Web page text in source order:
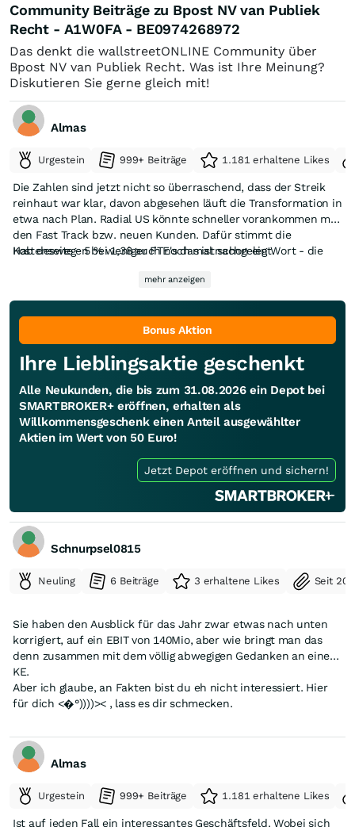
Community Beiträge zu Bpost NV van Publiek
Recht - A1W0FA - BE0974268972
Das denkt die wallstreetONLINE Community über
Bpost NV van Publiek Recht. Was ist Ihre Meinung?
Diskutieren Sie gerne gleich mit!
Almas
Urgestein 999+ Beiträge 1.181 erhaltene Likes
Die Zahlen sind jetzt nicht so überraschend, dass der Streik
reinhaut war klar, davon abgesehen läuft die Transformation in
etwa nach Plan. Radial US könnte schneller vorankommen mit
den Fast Track bzw. neuen Kunden. Dafür stimmt die
Kostenseite - 5 % weniger FTE's das ist schon ein Wort - die
Wachstum von 14 % hingelegt - echt eine Perle. Die
Verschuldung konnte leicht reduziert werden - also das ist auf
jeden Fall wichtig. Alles in allen bin ich jetzt (amders als die
erste Börsenreaktion) nichjt enteuscht.
Hab deswegen bei 1,38 auch noch mal nachgelegt.
mehr anzeigen
Bonus Aktion
Ihre Lieblingsaktie geschenkt
Alle Neukunden, die bis zum 31.08.2026 ein Depot bei
SMARTBROKER+ eröffnen, erhalten als
Willkommensgeschenk einen Anteil ausgewählter
Aktien im Wert von 50 Euro!
Jetzt Depot eröffnen und sichern!
Schnurpsel0815
Neuling 6 Beiträge 3 erhaltene Likes Seit
Sie haben den Ausblick für das Jahr zwar etwas nach unten
korrigiert, auf ein EBIT von 140Mio, aber wie bringt man das
denn zusammen mit dem völlig abwegigen Gedanken an eine
KE.
Aber ich glaube, an Fakten bist du eh nicht interessiert. Hier
für dich <�°))))>< , lass es dir schmecken.
Almas
Urgestein 999+ Beiträge 1.181 erhaltene Likes
Ist auf jeden Fall ein interessantes Geschäftsfeld. Wobei sich